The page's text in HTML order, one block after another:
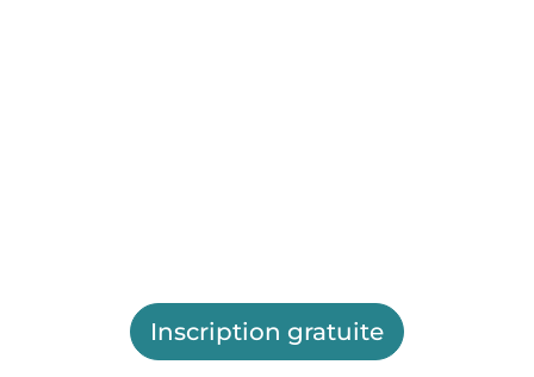
Inscription gratuite